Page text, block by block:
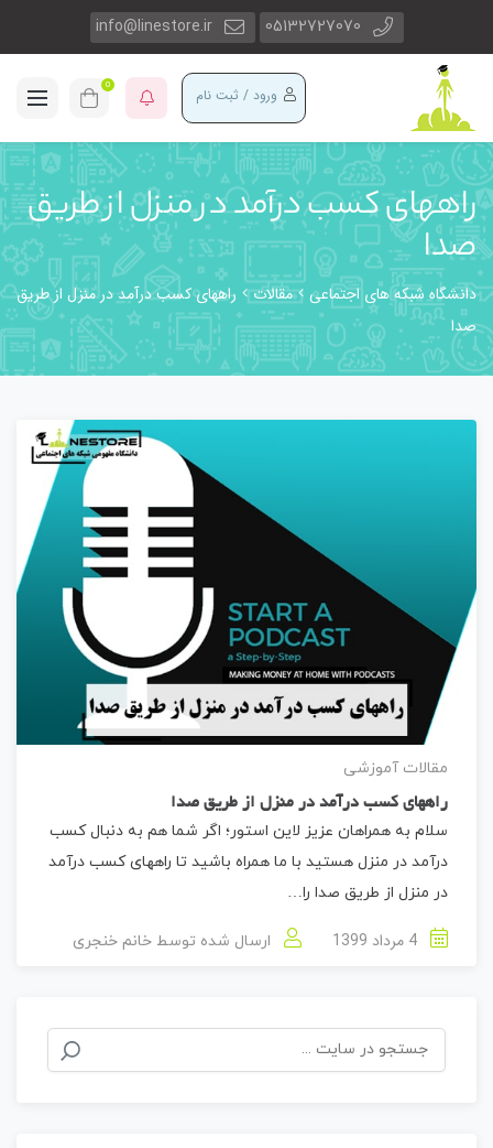
05132727070
info@linestore.ir
ورود / ثبت نام 0
راههای کسب درآمد در منزل از طریق
صدا
دانشگاه شبکه های اجتماعی مقالات
راههای کسب درآمد در منزل از طریق
صدا
مقالات آموزشی
راههای کسب درآمد در منزل از طریق صدا
سلام به همراهان عزیز لاین استور؛ اگر شما هم به دنبال کسب
درآمد در منزل هستید با ما همراه باشید تا راههای کسب درآمد
در منزل از طریق صدا را…
ارسال شده توسط خانم خنجری
جستجو
برای: